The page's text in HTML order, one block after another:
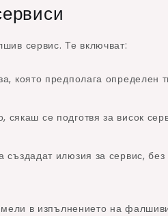
сервис. Те включват:
която предполага определен
се подготвя за висок
създадат илюзия за сервис, без
в изпълнението на